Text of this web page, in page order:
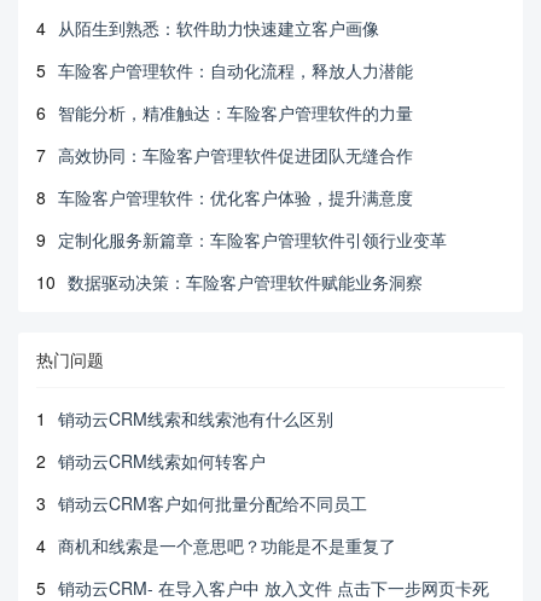
4 从陌生到熟悉：软件助力快速建立客户画像
5 车险客户管理软件：自动化流程，释放人力潜能
6 智能分析，精准触达：车险客户管理软件的力量
7 高效协同：车险客户管理软件促进团队无缝合作
8 车险客户管理软件：优化客户体验，提升满意度
9 定制化服务新篇章：车险客户管理软件引领行业变革
10 数据驱动决策：车险客户管理软件赋能业务洞察
热门问题
1
销动云CRM线索和线索池有什么区别
2 销动云CRM线索如何转客户
3 销动云CRM客户如何批量分配给不同员工
4 商机和线索是一个意思吧？功能是不是重复了
5 销动云CRM- 在导入客户中 放入文件 点击下一步网页卡死